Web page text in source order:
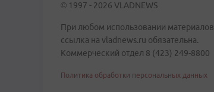
© 1997 - 2026 VLADNEWS
При любом использовании материалов
ссылка на vladnews.ru обязательна.
Коммерческий отдел 8 (423) 249-8800
Политика обработки персональных данных